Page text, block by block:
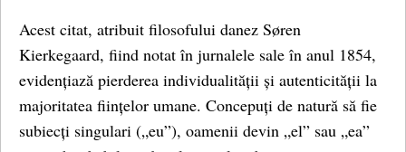
Acest citat, atribuit filosofului danez Søren
Kierkegaard, fiind notat în jurnalele sale în anul 1854,
evidențiază pierderea individualității și autenticității la
majoritatea ființelor umane. Concepuți de natură să fie
subiecți singulari („eu”), oamenii devin „el” sau „ea”